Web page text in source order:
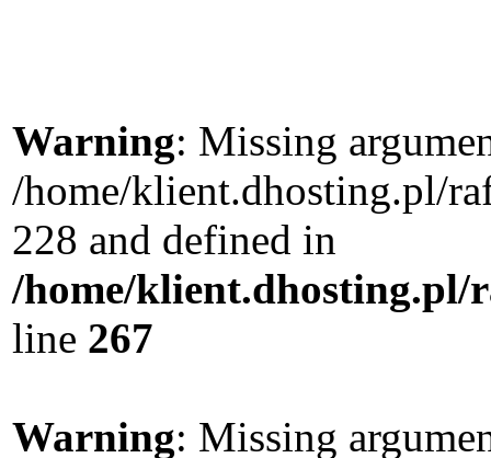
Warning: Missing
/home/klient.dhosting.pl/
228 and defined in
/home/klient.dhosting.pl/
line 267
Warning: Missing